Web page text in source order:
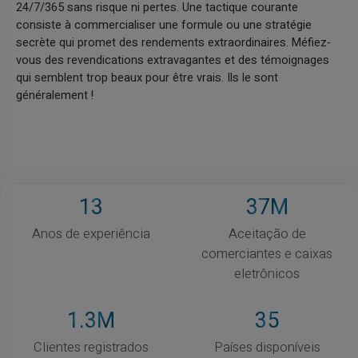
24/7/365 sans risque ni pertes. Une tactique courante
consiste à commercialiser une formule ou une stratégie
secrète qui promet des rendements extraordinaires. Méfiez-
vous des revendications extravagantes et des témoignages
qui semblent trop beaux pour être vrais. Ils le sont
généralement !
13
Anos de experiência
37M
Aceitação de
comerciantes e caixas
eletrônicos
1.3M
Clientes registrados
35
Países disponíveis